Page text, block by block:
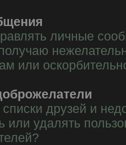
личные
или
друзей и
или удалять